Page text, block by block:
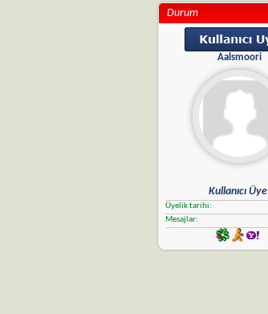
Durum
Aalsmoori
Kullanıcı Üye
Üyelik tarihi
Mesajlar